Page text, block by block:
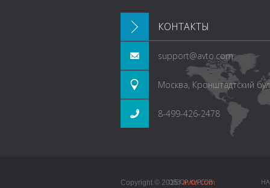
КОНТАКТЫ
support@avto.com
Москва, Кронштадтский
8-499-426-2478
Copyright © 2015.avto.com
ОБЗОР КУРСОВ